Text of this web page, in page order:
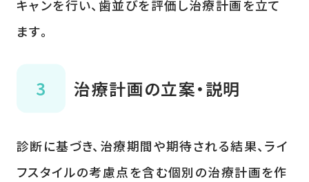
キャンを行い、歯並びを評価し治療計画を立て
ます。
治療計画の立案・説明
診断に基づき、治療期間や期待される結果、ライ
フスタイルの考慮点を含む個別の治療計画を作